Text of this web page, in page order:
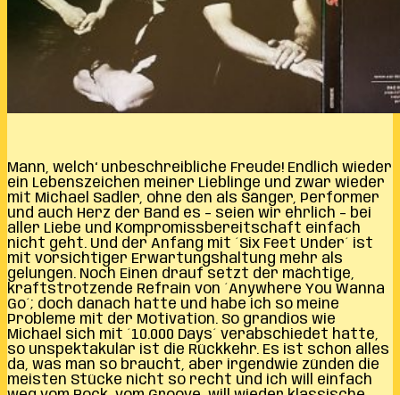
Mann, welch‘ unbeschreibliche Freude! Endlich wieder
ein Lebenszeichen meiner Lieblinge und zwar wieder
mit Michael Sadler, ohne den als Sänger, Performer
und auch Herz der Band es – seien wir ehrlich – bei
aller Liebe und Kompromissbereitschaft einfach
nicht geht. Und der Anfang mit ´Six Feet Under´ ist
mit vorsichtiger Erwartungshaltung mehr als
gelungen. Noch Einen drauf setzt der mächtige,
kraftstrotzende Refrain von ´Anywhere You Wanna
Go´; doch danach hatte und habe ich so meine
Probleme mit der Motivation. So grandios wie
Michael sich mit ´10.000 Days´ verabschiedet hatte,
so unspektakulär ist die Rückkehr. Es ist schon alles
da, was man so braucht, aber irgendwie zünden die
meisten Stücke nicht so recht und ich will einfach